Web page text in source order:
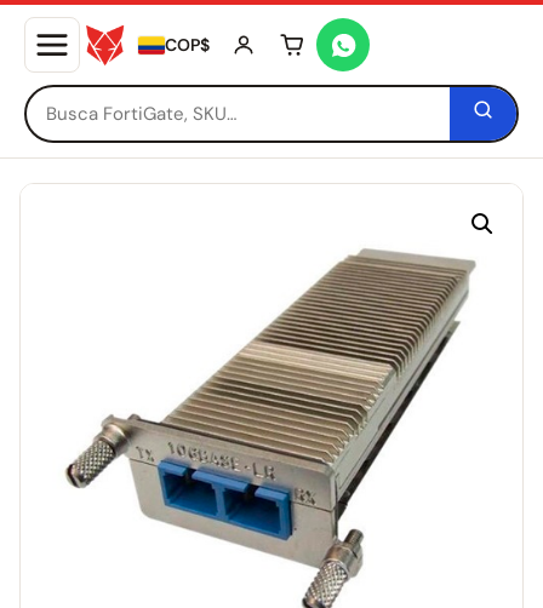
COP$ Tu carrito está vacío